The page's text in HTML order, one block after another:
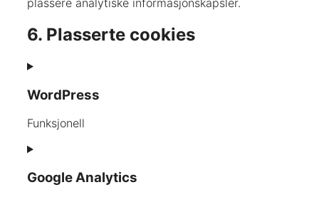
plassere analytiske informasjonskapsler.
6. Plasserte cookies
WordPress
Funksjonell
Consent
service
Google Analytics